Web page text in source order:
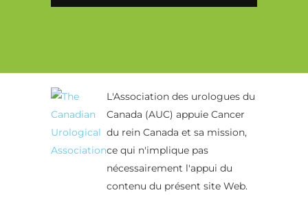
L'Association des urologues du
Canada (AUC) appuie Cancer
du rein Canada et sa mission,
ce qui n'implique pas
nécessairement l'appui du
contenu du présent site Web.